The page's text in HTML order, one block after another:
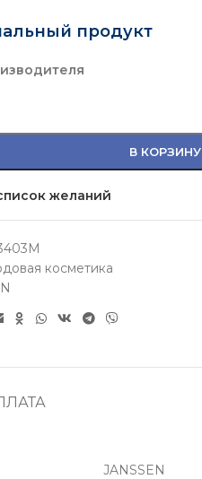
продукт
В КОРЗИНУ
желаний
косметика
JANSSEN